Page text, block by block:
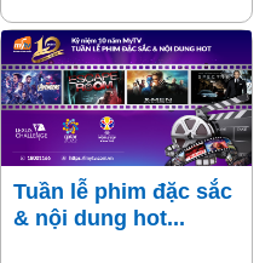
trị nhất Việt Nam.
Tuần lễ phim đặc sắc
& nội dung hot...